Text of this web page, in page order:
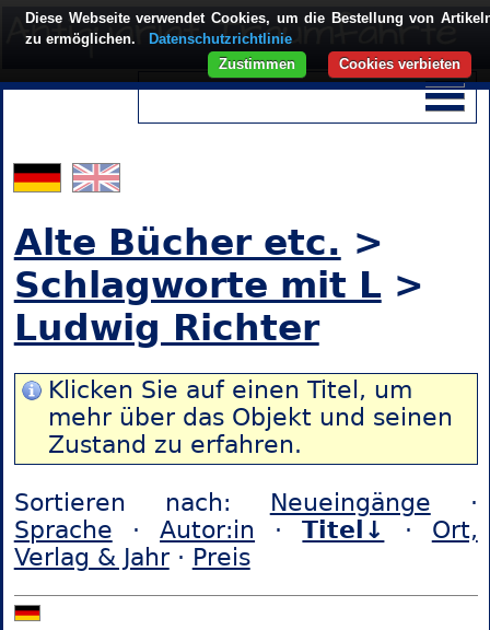
Alte Bücher etc. >
Schlagworte mit L>
Ludwig Richter
Klicken Sie auf einen Titel, um
mehr über das Objekt und seinen
Zustand zu erfahren.
Sortieren nach: Neueingänge ·
Sprache ·Autor:in ·Titel↓ · Ort,
Verlag & Jahr· Preis
Diese Webseite verwendet Cookies, um die Bestellung von
zu ermöglichen.
Datenschutzrichtlinie
Cookies verbieten
Zustimmen